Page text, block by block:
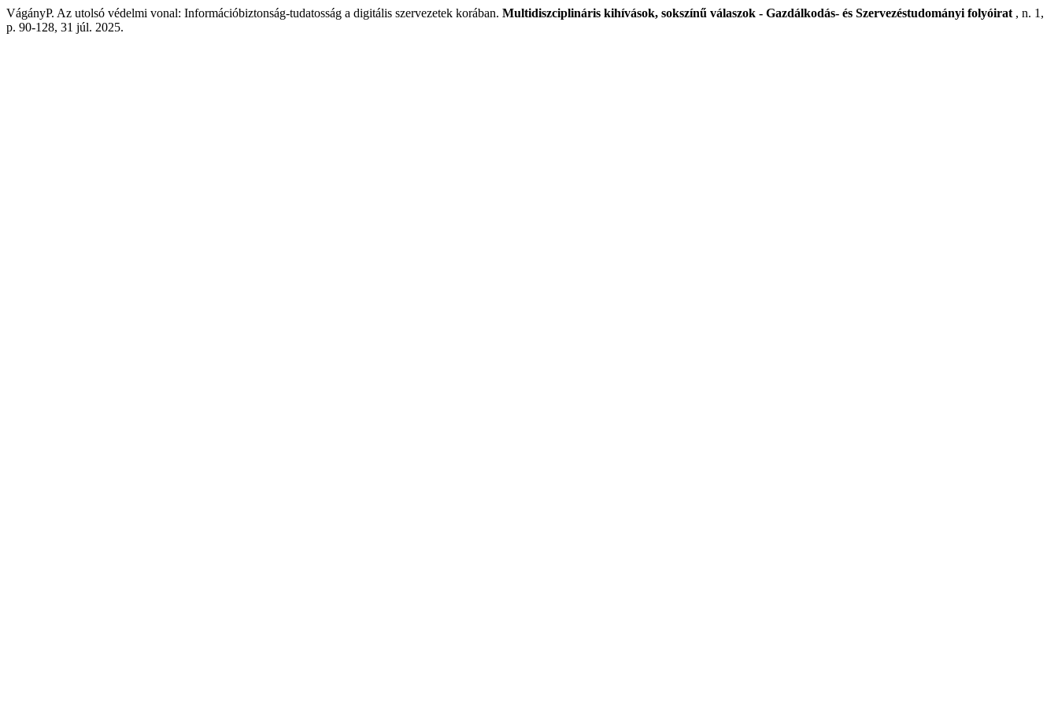
VágányP. Az utolsó védelmi vonal: Információbiztonság-tudatosság a digitális szervezetek korában. Multidiszciplináris kihívások, sokszínű válaszok - Gazdálkodás- és Szervezéstudományi folyóirat , n. 1,
p. 90-128, 31 júl. 2025.